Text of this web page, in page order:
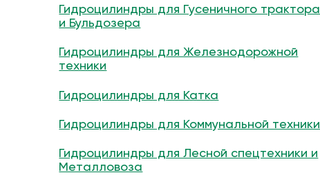
Гидроцилиндры для Гусеничного трактора
и Бульдозера
Гидроцилиндры для Железнодорожной
техники
Гидроцилиндры для Катка
Гидроцилиндры для Коммунальной техники
Гидроцилиндры для Лесной спецтехники и
Металловоза